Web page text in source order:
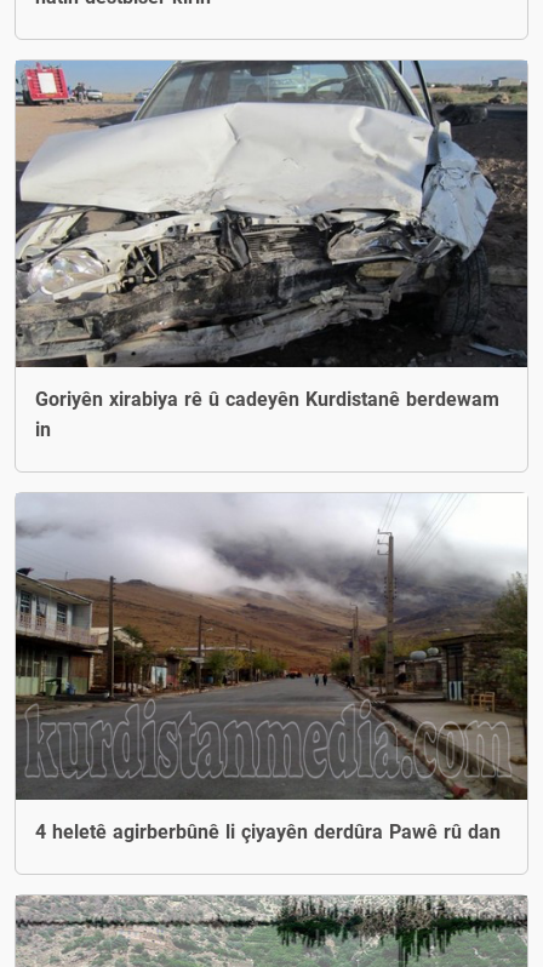
Goriyên xirabiya rê û cadeyên Kurdistanê berdewam
in
4 heletê agirberbûnê li çiyayên derdûra Pawê rû dan